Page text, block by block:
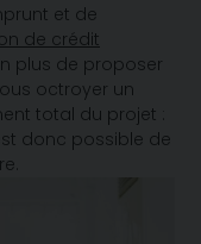
et de
de crédit
plus de proposer
octroyer un
total du projet :
donc possible de